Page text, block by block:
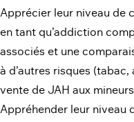
Apprécier leur niveau de
en tant qu’addiction
associés et une
à d’autres risques
vente de JAH aux
Appréhender leur niveau